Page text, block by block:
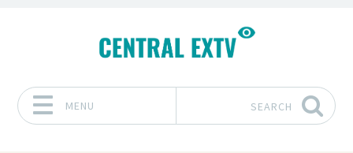
MENU SEARCH